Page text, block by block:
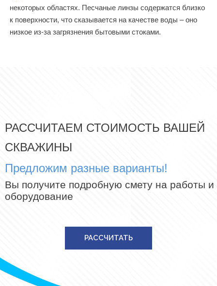
некоторых областях. Песчаные линзы содержатся близко
к поверхности, что сказывается на качестве воды – оно
низкое из-за загрязнения бытовыми стоками.
РАССЧИТАЕМ СТОИМОСТЬ ВАШЕЙ
СКВАЖИНЫ
Предложим разные варианты!
Вы получите подробную смету на работы и
оборудование
РАССЧИТАТЬ